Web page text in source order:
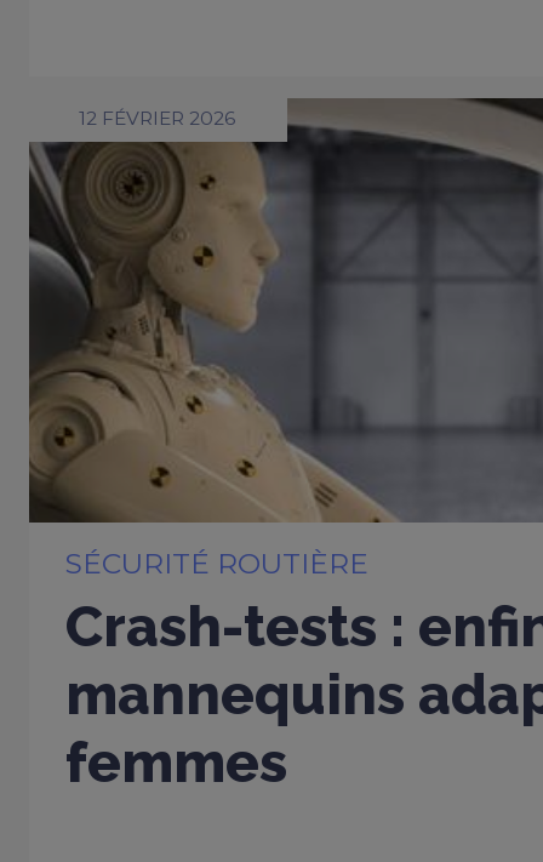
12 FÉVRIER 2026
SÉCURITÉ ROUTIÈRE
Crash-tests :
mannequins
femmes